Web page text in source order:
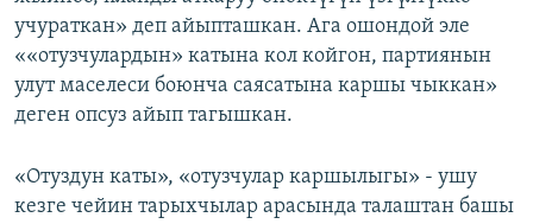
учураткан» деп айыпташкан. Ага ошондой эле
««отузчулардын» катына кол койгон, партиянын
улут маселеси боюнча саясатына каршы чыккан»
деген опсуз айып тагышкан.
«Отуздун каты», «отузчулар каршылыгы» - ушу
кезге чейин тарыхчылар арасында талаштан башы